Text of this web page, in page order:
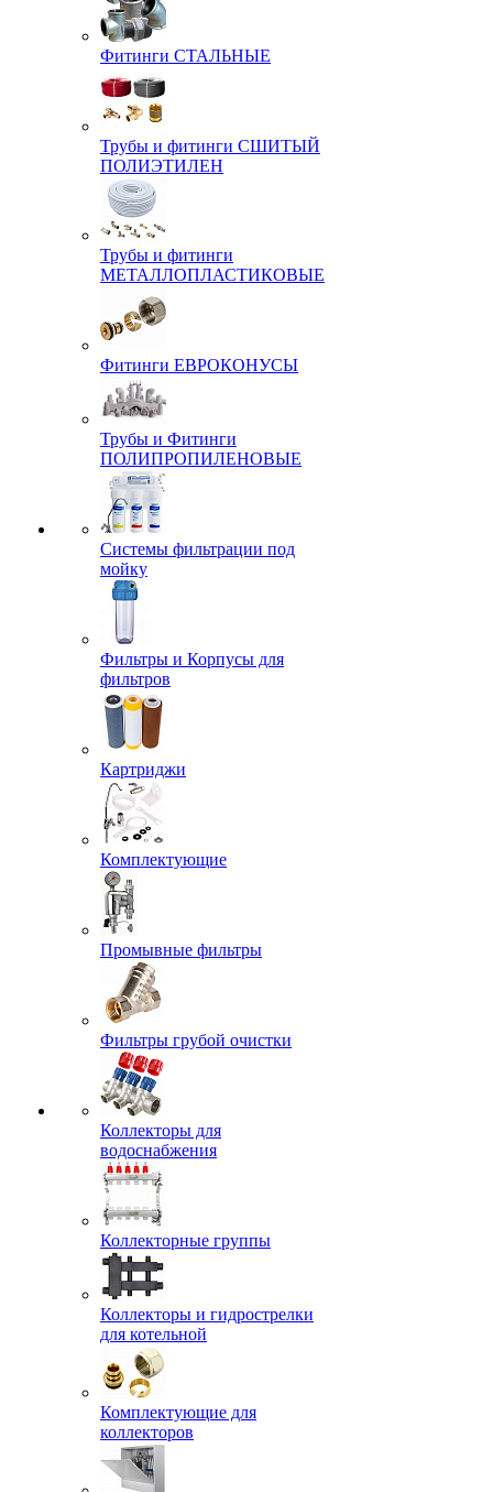
Фитинги СТАЛЬНЫЕ
Трубы и фитинги СШИТЫЙ
ПОЛИЭТИЛЕН
Трубы и фитинги
МЕТАЛЛОПЛАСТИКОВЫЕ
Фитинги ЕВРОКОНУСЫ
Трубы и Фитинги
ПОЛИПРОПИЛЕНОВЫЕ
Системы фильтрации под
мойку
Фильтры и Корпусы для
фильтров
Картриджи
Комплектующие
Промывные фильтры
Фильтры грубой очистки
Коллекторы для
водоснабжения
Коллекторные группы
Коллекторы и гидрострелки
для котельной
Комплектующие для
коллекторов